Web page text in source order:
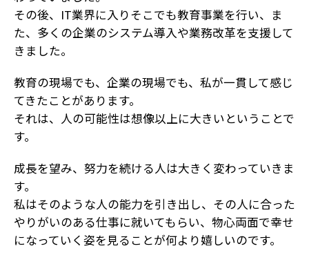
その後、IT業界に入りそこでも教育事業を行い、ま
た、多くの企業のシステム導入や業務改革を支援して
きました。
教育の現場でも、企業の現場でも、私が一貫して感じ
てきたことがあります。
それは、人の可能性は想像以上に大きいということで
す。
成長を望み、努力を続ける人は大きく変わっていきま
す。
私はそのような人の能力を引き出し、その人に合った
やりがいのある仕事に就いてもらい、物心両面で幸せ
になっていく姿を見ることが何より嬉しいのです。